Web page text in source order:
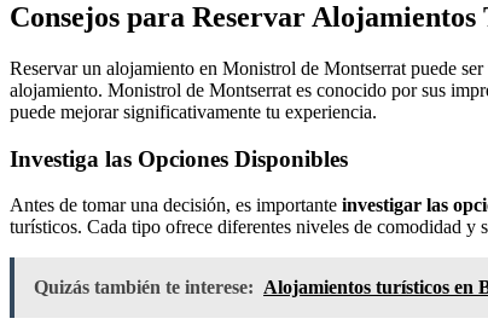
Consejos para Reservar
Reservar un alojamiento en Monistrol de Montserrat puede
alojamiento. Monistrol de Montserrat es conocido por sus
puede mejorar significativamente tu experiencia.
Investiga las Opciones Disponibles
Antes de tomar una decisión, es importante investigar las
turísticos. Cada tipo ofrece diferentes niveles de comodidad y
Quizás también te interese: Alojamientos turísticos en